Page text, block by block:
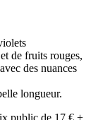
de fruits rouges,
des nuances
longueur.
public de 17 € +